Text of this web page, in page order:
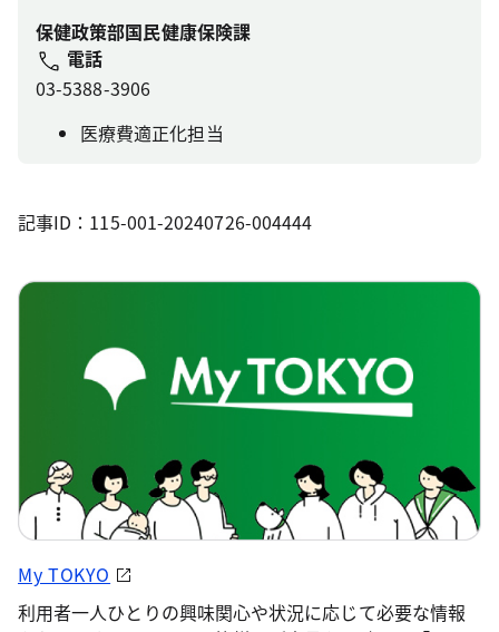
保健政策部国民健康保険課
電話
03-5388-3906
医療費適正化担当
記事ID：115-001-20240726-004444
My TOKYO
利用者一人ひとりの興味関心や状況に応じて必要な情報